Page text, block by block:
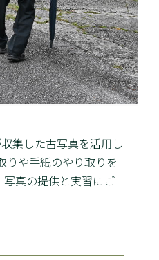
集した古写真を活用し
りや手紙のやり取りを
真の提供と実習にご